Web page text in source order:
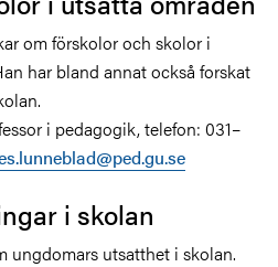
om förskolor och skolor i
har bland annat också forskat
i pedagogik, telefon: 031–
i skolan
ungdomars utsatthet i skolan.